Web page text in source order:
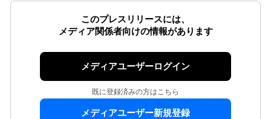
このプレスリリースには、
メディア関係者向けの情報があります
メディアユーザーログイン
既に登録済みの方はこちら
メディアユーザー新規登録